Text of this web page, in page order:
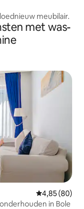
meubilair.
met was-
Gemiddelde
4,85 (80)
in Bole